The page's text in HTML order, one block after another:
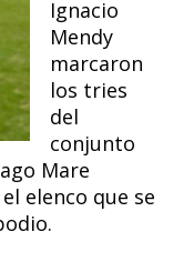
Ignacio
Mendy
marcaron
los tries
del
conjunto
Mare
elenco que se